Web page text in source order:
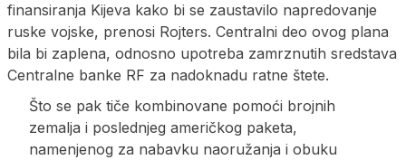
finansiranja Kijeva kako bi se zaustavilo napredovanje
ruske vojske, prenosi Rojters. Centralni deo ovog plana
bila bi zaplena, odnosno upotreba zamrznutih sredstava
Centralne banke RF za nadoknadu ratne štete.
Što se pak tiče kombinovane pomoći brojnih
zemalja i poslednjeg američkog paketa,
namenjenog za nabavku naoružanja i obuku